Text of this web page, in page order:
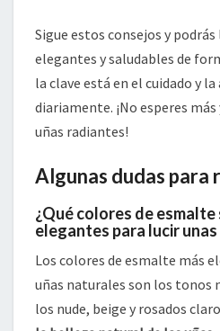
Sigue estos consejos y podrás
elegantes y saludables de
la clave está en el cuidado y
diariamente. ¡No esperes
uñas radiantes!
Algunas dudas para
¿Qué colores de esmalte
elegantes para lucir
Los colores de esmalte más
uñas naturales son los tonos
los nude, beige y rosados